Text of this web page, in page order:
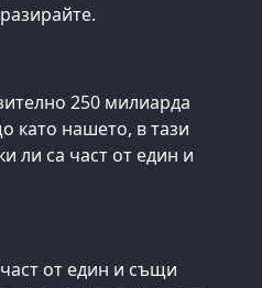
250 милиарда
като нашето, в тази
ли са част от един и
от един и същи